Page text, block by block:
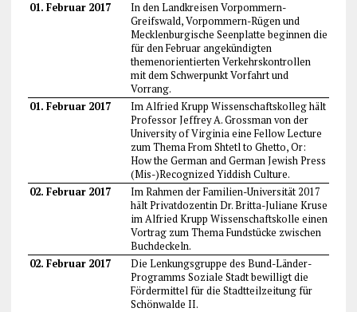
01. Februar 2017
In den Landkreisen Vorpommern-
Greifswald, Vorpommern-Rügen und
Mecklenburgische Seenplatte beginnen die
für den Februar angekündigten
themenorientierten Verkehrskontrollen
mit dem Schwerpunkt Vorfahrt und
Vorrang.
01. Februar 2017
Im Alfried Krupp Wissenschaftskolleg hält
Professor Jeffrey A. Grossman von der
University of Virginia eine Fellow Lecture
zum Thema From Shtetl to Ghetto, Or:
How the German and German Jewish Press
(Mis-)Recognized Yiddish Culture.
02. Februar 2017
Im Rahmen der Familien-Universität 2017
hält Privatdozentin Dr. Britta-Juliane Kruse
im Alfried Krupp Wissenschaftskolle einen
Vortrag zum Thema Fundstücke zwischen
Buchdeckeln.
02. Februar 2017
Die Lenkungsgruppe des Bund-Länder-
Programms Soziale Stadt bewilligt die
Fördermittel für die Stadtteilzeitung für
Schönwalde II.